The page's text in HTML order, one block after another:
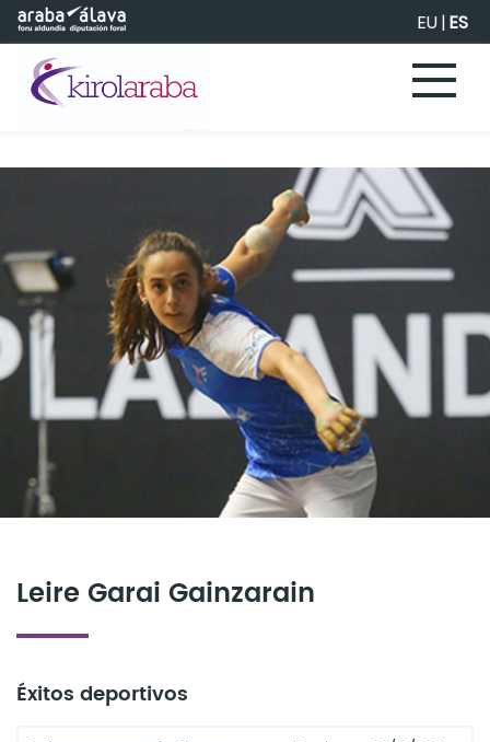
Saltar al contenido principal EU|ES
Leire Garai Gainzarain
Éxitos deportivos